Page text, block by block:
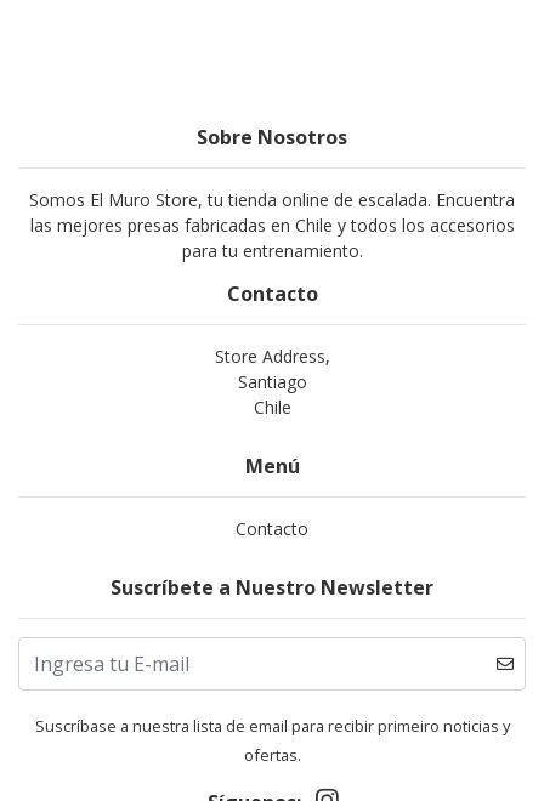
Sobre Nosotros
Somos El Muro Store, tu tienda online de escalada. Encuentra
las mejores presas fabricadas en Chile y todos los accesorios
para tu entrenamiento.
Contacto
Store Address,
Santiago
Chile
Menú
Contacto
Suscríbete a Nuestro Newsletter
Suscríbase a nuestra lista de email para recibir primeiro noticias y
ofertas.